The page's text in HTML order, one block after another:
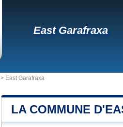
East Garafraxa
> East Garafraxa
LA COMMUNE